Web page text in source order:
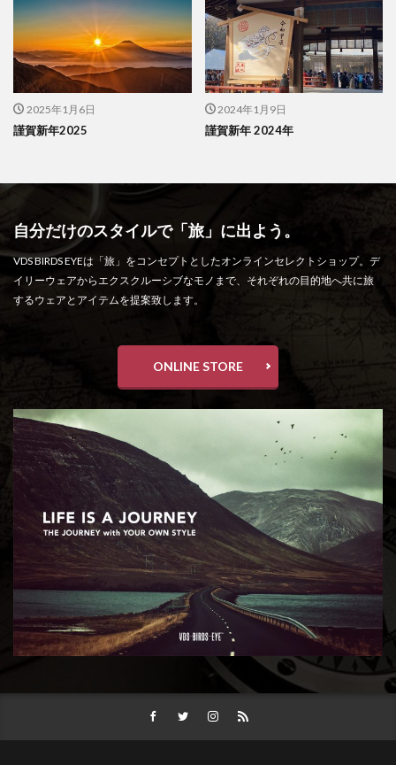
2025年1月6日
謹賀新年2025
2024年1月9日
謹賀新年 2024年
自分だけのスタイルで「旅」に出よう。
VDS BIRDS EYEは「旅」をコンセプトとしたオンラインセレクトショップ。デ
イリーウェアからエクスクルーシブなモノまで、それぞれの目的地へ共に旅
するウェアとアイテムを提案致します。
ONLINE STORE